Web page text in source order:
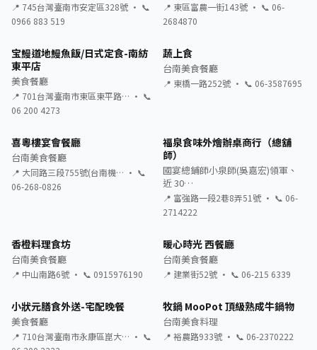
📍 745台灣臺南市安定區328號 · 📞
0966 883 519
📍 東區富農一街143號 · 📞 06-
2684870
宝鰻道地鰻魚飯/日式定食-南紡
東平店
美食餐廳
📍 701台灣臺南市東區東平路… · 📞
06 200 4273
蔬上食
台南美食餐廳
📍 東橋一路252號 · 📞 06-3587695
喜粵樓宴會餐廳
台南美食餐廳
📍 大同路三段755號(台南機… · 📞
06-268-0826
福泉食味外燴辦桌商行（總舖
師）
國宴總鋪師小泉師(吳嘉宏)領軍、
近 30…
📍 富強路一段2巷8弄51號 · 📞 06-
2714222
香橙料理食坊
台南美食餐廳
📍 中山南路6號 · 📞 0915976190
暖心時光 西餐廳
台南美食餐廳
📍 建業街52號 · 📞 06-215 6339
小狀元膳食外送-宅配晚餐
美食餐廳
📍 710台灣臺南市永康區崑大… · 📞
牧鍋 MooPot 頂級熟成牛鍋物
台南美食料理
📍 裕農路933號 · 📞 06-2370222